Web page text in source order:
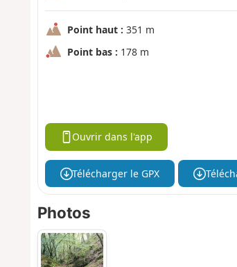
Point haut : 351 m
Point bas : 178 m
Ouvrir dans l'app
Télécharger le GPX
Photos